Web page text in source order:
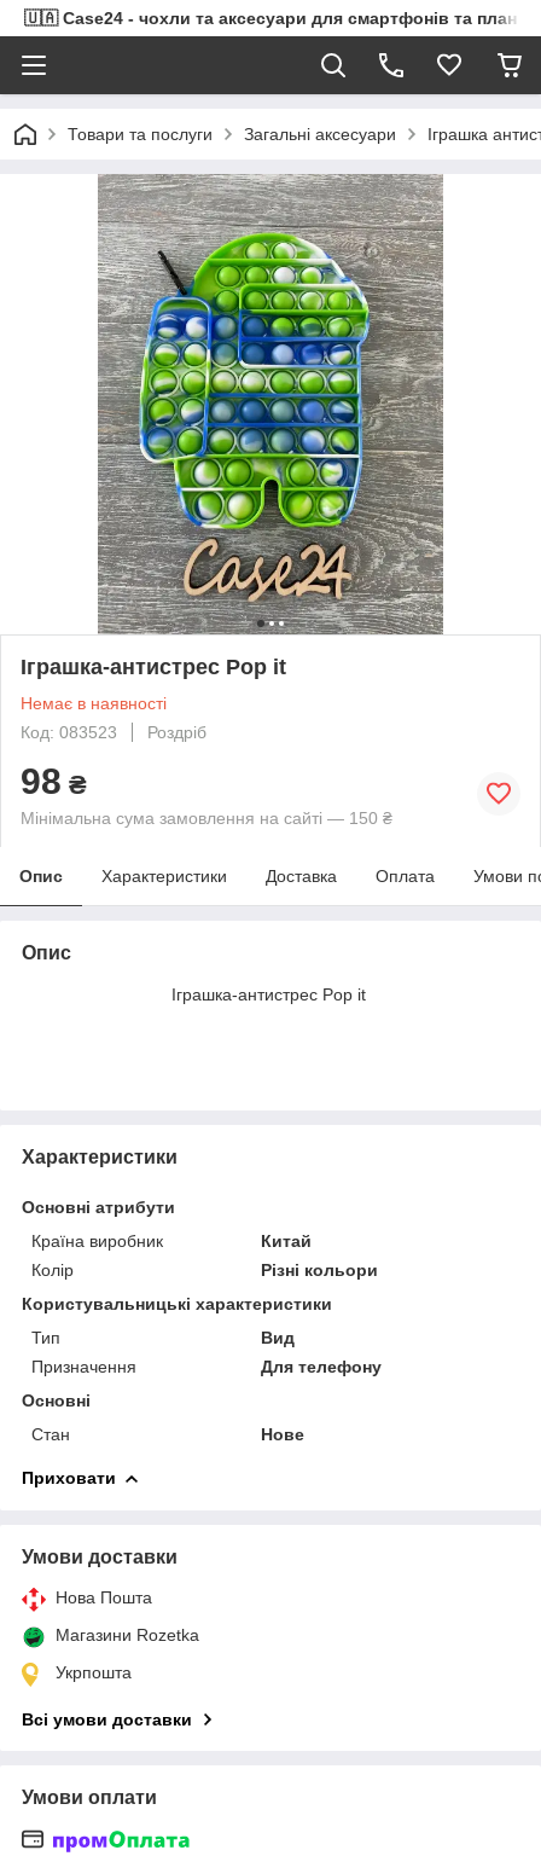
🇺🇦 Case24 - чохли та аксесуари для смартфонів та
Товари та послуги Загальні аксесуари Іграшка
Іграшка-антистрес Pop it
Немає в наявності
Код: 083523
Роздріб
98 ₴
Мінімальна сума замовлення на сайті — 150 ₴
Опис Характеристики Доставка Оплата Умови
Опис
Іграшка-антистрес Pop it
Характеристики
Основні атрибути
Країна виробник
Китай
Колір
Різні кольори
Користувальницькі характеристики
Тип
Вид
Призначення
Для телефону
Основні
Стан
Нове
Приховати
Умови доставки
Нова Пошта
Магазини Rozetka
Укрпошта
Всі умови доставки
Умови оплати